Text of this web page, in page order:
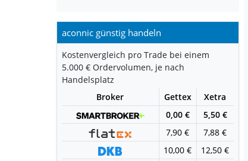
aconnic günstig handeln
Kostenvergleich pro Trade bei einem
5.000 € Ordervolumen, je nach
Handelsplatz
Broker
Gettex
Xetra
0,00 €
5,50 €
7,90 €
7,88 €
10,00 €
12,50 €